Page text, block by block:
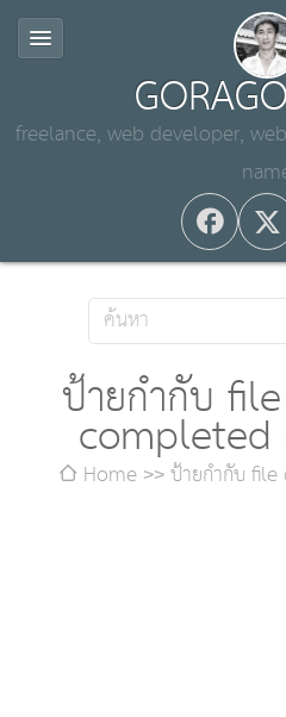
freelance, web developer,
ป้ายกำกับ
Home
ป้ายกำกับ